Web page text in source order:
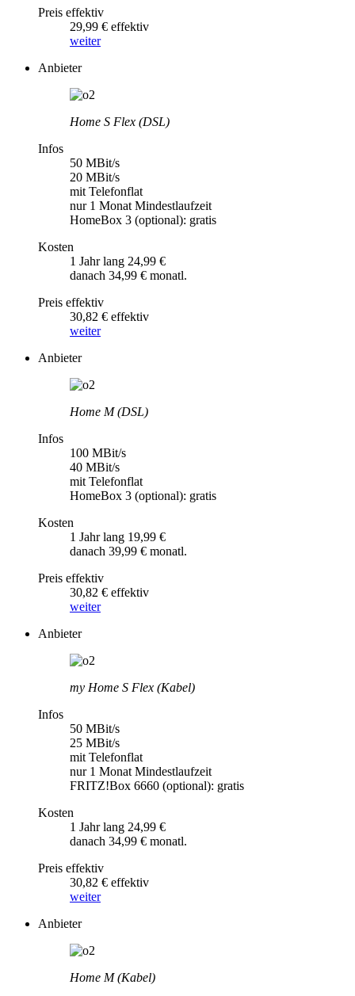
Preis effektiv
29,99 € effektiv
weiter
Anbieter
Home S Flex (DSL)
Infos
50 MBit/s
20 MBit/s
mit Telefonflat
nur 1 Monat Mindestlaufzeit
HomeBox 3 (optional): gratis
Kosten
1 Jahr lang 24,99 €
danach 34,99 € monatl.
Preis effektiv
30,82 € effektiv
weiter
Anbieter
Home M (DSL)
Infos
100 MBit/s
40 MBit/s
mit Telefonflat
HomeBox 3 (optional): gratis
Kosten
1 Jahr lang 19,99 €
danach 39,99 € monatl.
Preis effektiv
30,82 € effektiv
weiter
Anbieter
my Home S Flex (Kabel)
Infos
50 MBit/s
25 MBit/s
mit Telefonflat
nur 1 Monat Mindestlaufzeit
FRITZ!Box 6660 (optional): gratis
Kosten
1 Jahr lang 24,99 €
danach 34,99 € monatl.
Preis effektiv
30,82 € effektiv
weiter
Anbieter
Home M (Kabel)